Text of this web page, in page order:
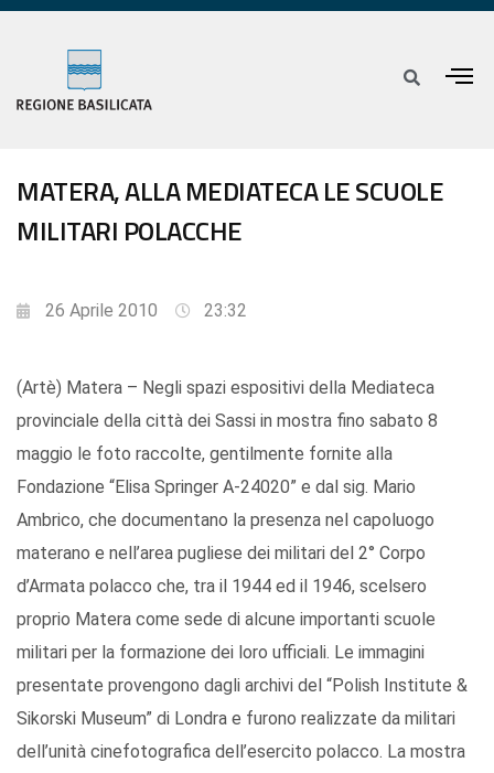
MATERA, ALLA MEDIATECA LE SCUOLE
MILITARI POLACCHE
26 Aprile 2010 23:32
(Artè) Matera – Negli spazi espositivi della Mediateca
provinciale della città dei Sassi in mostra fino sabato 8
maggio le foto raccolte, gentilmente fornite alla
Fondazione “Elisa Springer A-24020” e dal sig. Mario
Ambrico, che documentano la presenza nel capoluogo
materano e nell’area pugliese dei militari del 2° Corpo
d’Armata polacco che, tra il 1944 ed il 1946, scelsero
proprio Matera come sede di alcune importanti scuole
militari per la formazione dei loro ufficiali. Le immagini
presentate provengono dagli archivi del “Polish Institute &
Sikorski Museum” di Londra e furono realizzate da militari
dell’unità cinefotografica dell’esercito polacco. La mostra